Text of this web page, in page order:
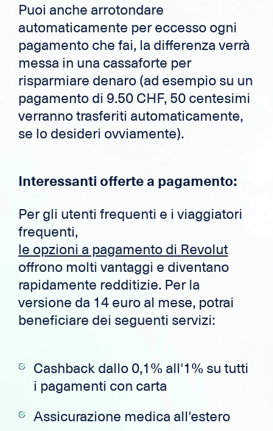
Puoi anche arrotondare
automaticamente per eccesso ogni
pagamento che fai, la differenza verrà
messa in una cassaforte per
risparmiare denaro (ad esempio su un
pagamento di 9.50 CHF, 50 centesimi
verranno trasferiti automaticamente,
se lo desideri ovviamente).
Interessanti offerte a pagamento:
Per gli utenti frequenti e i viaggiatori
frequenti,
le opzioni a pagamento di Revolut
offrono molti vantaggi e diventano
rapidamente redditizie. Per la
versione da 14 euro al mese, potrai
beneficiare dei seguenti servizi:
Cashback dallo 0,1% all'1% su tutti
i pagamenti con carta
Assicurazione medica all'estero